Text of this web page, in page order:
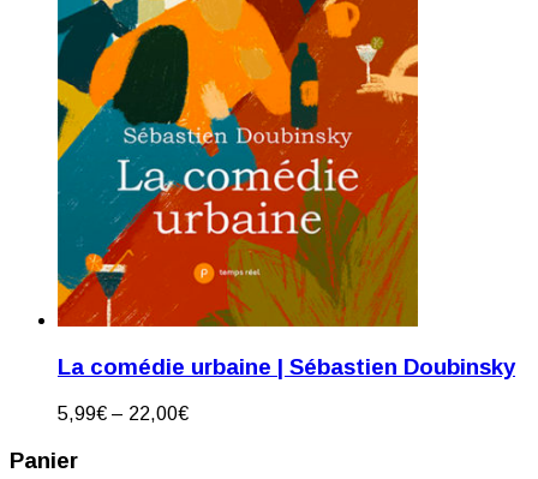
La comédie urbaine | Sébastien Doubinsky
5,99€ – 22,00€
Panier